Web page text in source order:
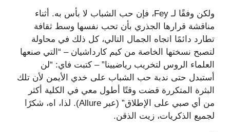
ولكن وفقًا لـ Fey، فإن حب الشباب لا بأس به. أثناء
مناقشة قرارها الجذري بأن تحب نفسها وسط ثقافة
تطارد دائمًا اتجاه الجمال التالي، كل ذلك في محاولة
لتصبح نسختها الخاصة من كيم كارداشيان – “التي صنعها
العلماء الروس لتخريب رياضيينا” – كتبت فاي: “لن
أستبدل حتى ندبة حب الشباب على خدي الأيمن لأن تلك
البثرة المتكررة قضت وقتًا أطول معي في الكلية أكثر
من أي صبي على الإطلاق” (عبر Allure). لذا، اه، شكرًا
لجميع الذكريات، زيت الذقن.